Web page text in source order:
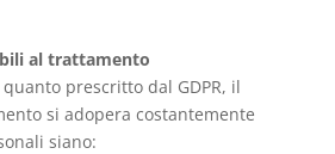
al trattamento
prescritto dal GDPR, il
si adopera costantemente
siano: